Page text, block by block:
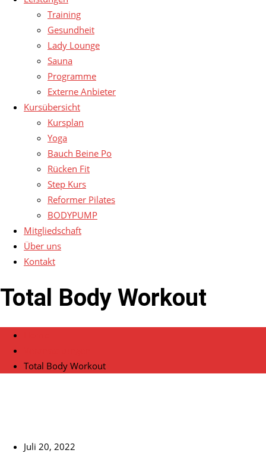
Training
Gesundheit
Lady Lounge
Sauna
Programme
Externe Anbieter
Kursübersicht
Kursplan
Yoga
Bauch Beine Po
Rücken Fit
Step Kurs
Reformer Pilates
BODYPUMP
Mitgliedschaft
Über uns
Kontakt
Total Body Workout
Total Body Workout
Juli 20, 2022